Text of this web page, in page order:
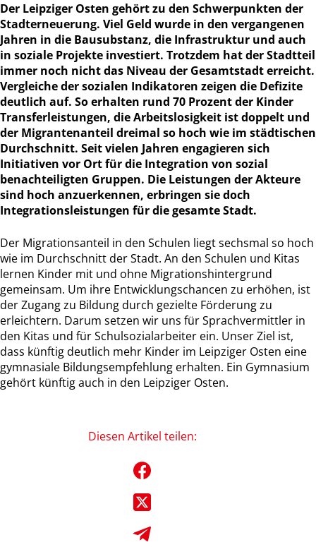
Der Leipziger Osten gehört zu den Schwerpunkten der
Stadterneuerung. Viel Geld wurde in den vergangenen
Jahren in die Bausubstanz, die Infrastruktur und auch
in soziale Projekte investiert. Trotzdem hat der Stadtteil
immer noch nicht das Niveau der Gesamtstadt erreicht.
Vergleiche der sozialen Indikatoren zeigen die Defizite
deutlich auf. So erhalten rund 70 Prozent der Kinder
Transferleistungen, die Arbeitslosigkeit ist doppelt und
der Migrantenanteil dreimal so hoch wie im städtischen
Durchschnitt. Seit vielen Jahren engagieren sich
Initiativen vor Ort für die Integration von sozial
benachteiligten Gruppen. Die Leistungen der Akteure
sind hoch anzuerkennen, erbringen sie doch
Integrationsleistungen für die gesamte Stadt.
Der Migrationsanteil in den Schulen liegt sechsmal so hoch
wie im Durchschnitt der Stadt. An den Schulen und Kitas
lernen Kinder mit und ohne Migrationshintergrund
gemeinsam. Um ihre Entwicklungschancen zu erhöhen, ist
der Zugang zu Bildung durch gezielte Förderung zu
erleichtern. Darum setzen wir uns für Sprachvermittler in
den Kitas und für Schulsozialarbeiter ein. Unser Ziel ist,
dass künftig deutlich mehr Kinder im Leipziger Osten eine
gymnasiale Bildungsempfehlung erhalten. Ein Gymnasium
gehört künftig auch in den Leipziger Osten.
Diesen Artikel teilen: